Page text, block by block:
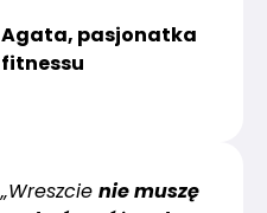
Agata, pasjonatka
fitnessu
„Wreszcie nie muszę